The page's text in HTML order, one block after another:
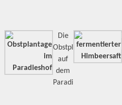
Die
Obstplantage
auf
dem
Paradieshof